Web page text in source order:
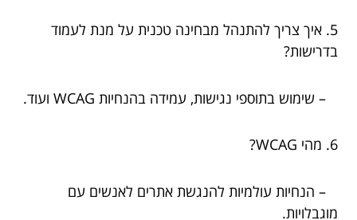
5. איך צריך להתנהל מבחינה טכנית על מנת לעמוד
בדרישות?
– שימוש בתוספי נגישות, עמידה בהנחיות WCAG ועוד.
6. מהי WCAG?
– הנחיות עולמיות להנגשת אתרים לאנשים עם
מוגבלויות.